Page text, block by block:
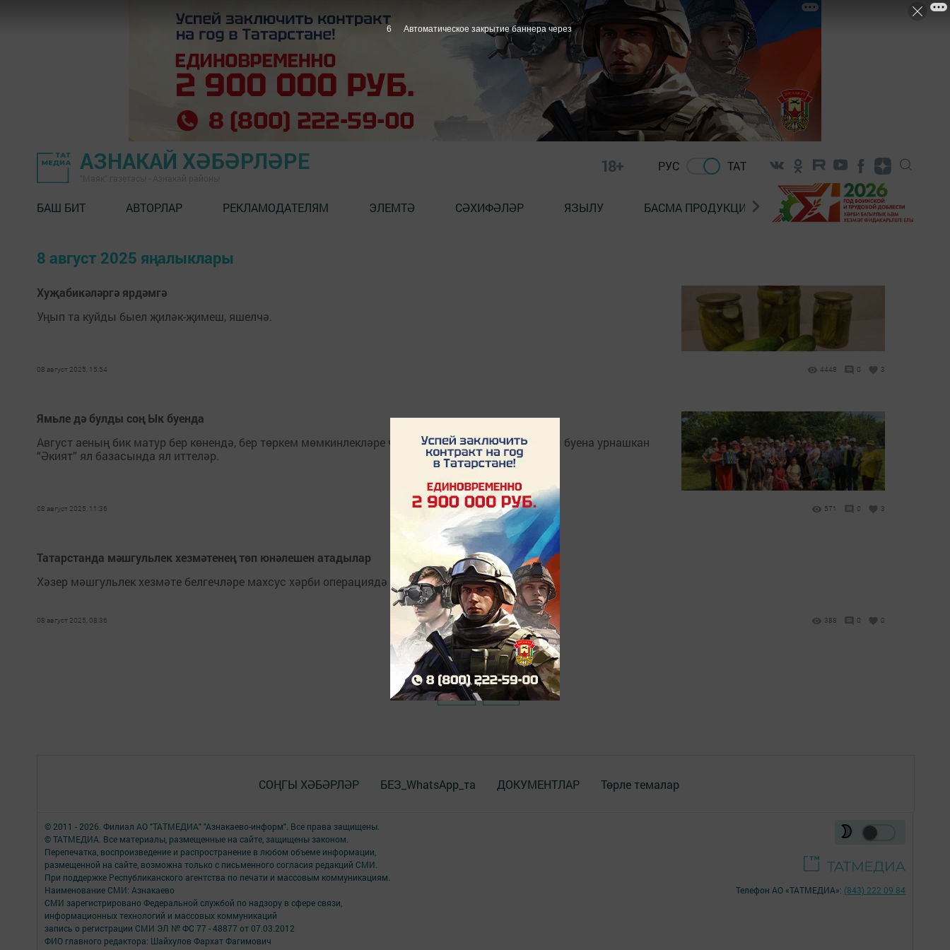
АЗНАКАЙ ХӘБӘРЛӘРЕ 18+ РУС ТАТ
БАШ БИТ АВТОРЛАР РЕКЛАМОДАТЕЛЯМ ЭЛЕМТӘ СӘХИФӘЛӘР ЯЗЫЛУ БАСМА ПРОДУКЦИЯ САТУ «ГӨЛСТАН»
8 август 2025 яңалыклары
Хуҗабикәләргә ярдәмгә
Уңып та куйды быел җиләк-җимеш, яшелчә.
08 август 2025, 15:54 4448 0 3
Ямьле дә булды соң Ык буенда
Август аеның бик матур бер көнендә, бер төркем мөмкинлекләре чикле азнакайлылар, Ык елгасы буена урнашкан
“Әкият” ял базасында ял иттеләр.
08 август 2025, 11:36 571 0 3
Татарстанда мәшгульлек хезмәтенең төп юнәлешен атадылар
Хәзер мәшгульлек хезмәте белгечләре махсус хәрби операциядә катнашучылар белән эшли.
08 август 2025, 08:36 388 0 0
СОҢГЫ ХӘБӘРЛӘР БЕЗ_WhatsApp_та ДОКУМЕНТЛАР Төрле темалар
© 2011 - 2026. Филиал АО "ТАТМЕДИА" "Азнакаево-информ". Все права защищены.
© ТАТМЕДИА. Все материалы, размещенные на сайте, защищены законом.
Перепечатка, воспроизведение и распространение в любом объеме информации,
размещенной на сайте, возможна только с письменного согласия редакций СМИ.
При поддержке Республиканского агентства по печати и массовым коммуникациям.
Наименование СМИ: Азнакаево
СМИ зарегистрировано Федеральной службой по надзору в сфере связи,
информационных технологий и массовых коммуникаций
запись о регистрации СМИ ЭЛ № ФС 77 - 48877 от 07.03.2012
ФИО главного редактора: Шайхулов Фархат Фагимович
Телефон АО «ТАТМЕДИА»: (843) 222 09 84
6 Автоматическое закрытие баннера через